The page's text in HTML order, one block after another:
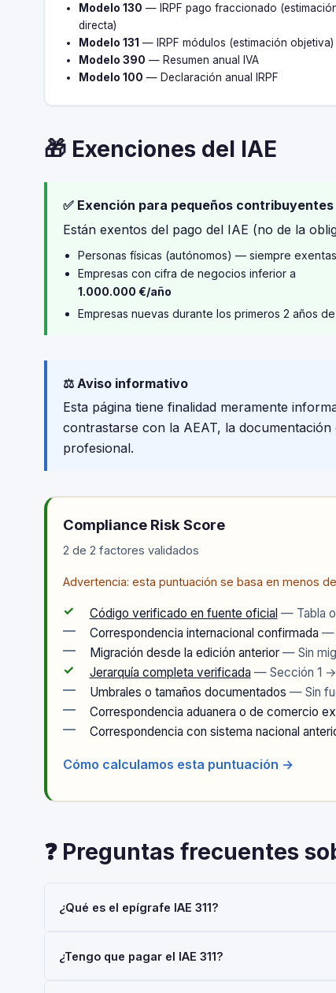
Modelo 130 — IRPF pago fraccionado
directa)
Modelo 131 — IRPF módulos (estimación objetiva)
Modelo 390 — Resumen anual IVA
Modelo 100 — Declaración anual IRPF
🎁 Exenciones del IAE
✅ Exención para pequeños contribuyentes
Están exentos del pago del IAE (no de la
Personas físicas (autónomos) — siempre
Empresas con cifra de negocios inferior a
1.000.000 €/año
Empresas nuevas durante los primeros 2 años
⚖️ Aviso informativo
Esta página tiene finalidad meramente
contrastarse con la AEAT, la
profesional.
Compliance Risk Score
2 de 2 factores validados
Advertencia: esta puntuación se basa en menos
✓ Código verificado en fuente oficial — Tabla
— Correspondencia internacional confirmada —
— Migración desde la edición anterior — Sin
✓ Jerarquía completa verificada — Sección 1 →
— Umbrales o tamaños documentados — Sin
— Correspondencia aduanera o de comercio
— Correspondencia con sistema nacional
Cómo calculamos esta puntuación →
❓ Preguntas frecuentes
¿Qué es el epígrafe IAE 311?
gestionado por la AEAT. Toda empresa o
¿Tengo que pagar el IAE 311?